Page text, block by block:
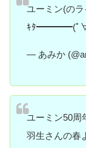
ユーミン(の
ｷﾀ━━━━(ﾟ
— あみか
ユーミン50周
羽生さんの春